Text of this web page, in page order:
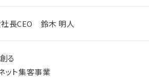
長CEO 鈴木 明人
る
ット集客事業